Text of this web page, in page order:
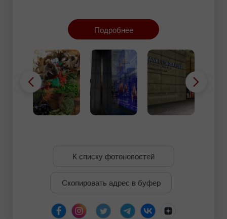
делают ситуацию почти неконтролируемой. В этих
условиях риск дефолта и полного экономического
Подробнее
К списку фотоновостей
Скопировать адрес в буфер